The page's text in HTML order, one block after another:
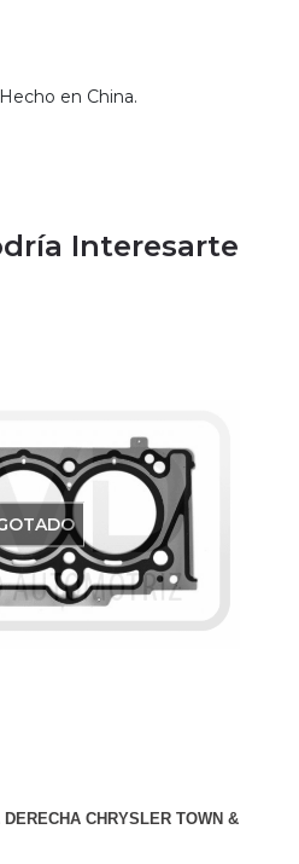
en China.
Interesarte
DERECHA CHRYSLER TOWN &